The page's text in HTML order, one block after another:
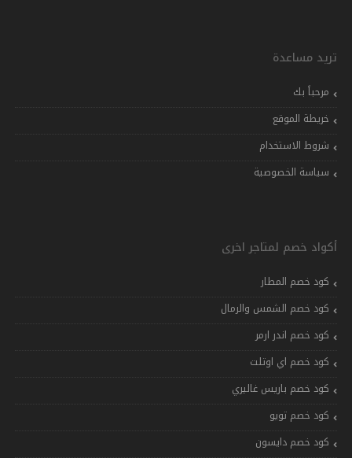
تريد مساعدة
مرحباً بك
خريطة الموقع
شروط الاستخدام
سياسة الخصوصية
أكواد خصم لمتاجر اخرى
كود خصم المطار
كود خصم الشمس والرمال
كود خصم اندر ارمر
كود خصم اي اوتلت
كود خصم باريس غاليري
كود خصم تويو
كود خصم دايسون